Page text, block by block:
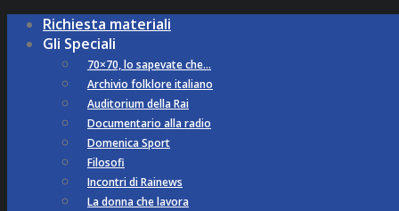
Richiesta materiali
Gli Speciali
70×70, lo sapevate che…
Archivio folklore italiano
Auditorium della Rai
Documentario alla radio
Domenica Sport
Filosofi
Incontri di Rainews
La donna che lavora